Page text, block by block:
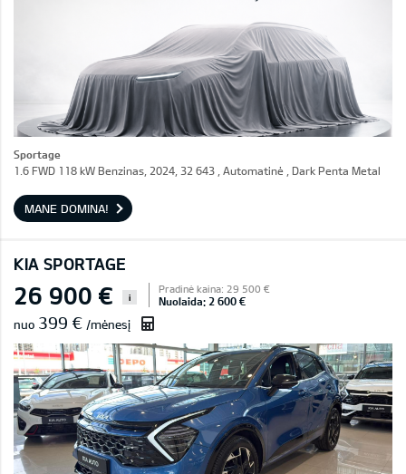
Sportage
1.6 FWD 118 kW Benzinas, 2024, 32 643 , Automatinė , Dark Penta Metal
MANE DOMINA!
KIA SPORTAGE
26 900 € i
Pradinė kaina: 29 500 €
Nuolaida: 2 600 €
nuo 399 € /mėnesį